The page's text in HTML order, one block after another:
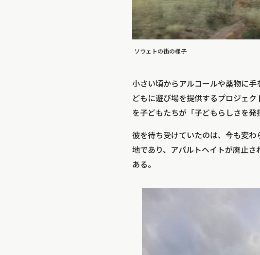
ソウェトの街の様子
小さい頃からアルコールや薬物に
どもに遊び場を提供するプロジェ
を子どもたちが「子どもらしさを発
彼を待ち受けていたのは、今も変
地であり、アパルトヘイトが廃止
ある。